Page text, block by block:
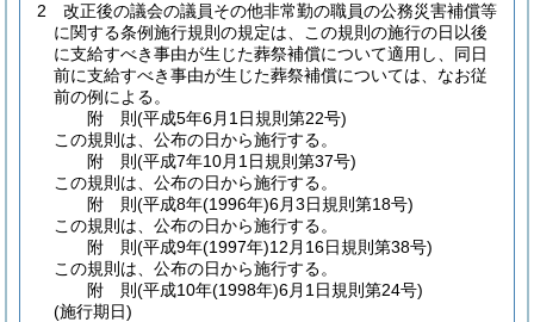
2
改正後の議会の議員その他非常勤の職員の公務災害補償等
に関する条例施行規則の規定は、この規則の施行の日以後
に支給すべき事由が生じた葬祭補償について適用し、同日
前に支給すべき事由が生じた葬祭補償については、なお従
前の例による。
附 則(平成5年6月1日規則第22号)
この規則は、公布の日から施行する。
附 則(平成7年10月1日規則第37号)
この規則は、公布の日から施行する。
附 則(平成8年(1996年)6月3日規則第18号)
この規則は、公布の日から施行する。
附 則(平成9年(1997年)12月16日規則第38号)
この規則は、公布の日から施行する。
附 則(平成10年(1998年)6月1日規則第24号)
(施行期日)